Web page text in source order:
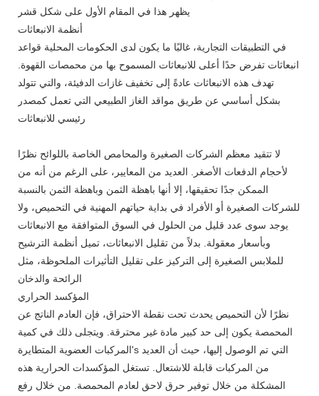
في التطبيقات التجارية، غالبًا ما يكون لدى الحكومات المحلية قواعد
انبعاثات تفرض حدًا أعلى للانبعاثات المسموح بها من محمصات القهوة.
تهدف هذه الانبعاثات عادةً إلى تخفيف غازات الدفيئة، والتي تتولد
بشكل أساسي عن طريق مواقد الغاز الطبيعي التي تعمل كمصدر
لا تتقيد معظم الشركات الصغيرة والمحامص الخاصة باللوائح نظرًا
لأحجام الدفعات الأصغر. العديد من المعايير، على الرغم من أنه من
الممكن جدًا تحقيقها، إلا أنها باهظة الثمن وباهظة الثمن بالنسبة
للشركات الصغيرة أو الأفراد في بداية حياتهم المهنية في التحميص، ولا
يوجد سوى عدد قليل من الحلول في السوق المتوافقة مع الانبعاثات
وبأسعار معقولة. بدلاً من تقليل الانبعاثات، تميل أنظمة الترشيح
للملابس الصغيرة إلى التركيز على تقليل التأثيرات الملحوظة، مثل
نظرًا لأن التحميص يحدث تحت نقطة الاحتراق، فإن العادم الناتج عن
المحمصة يكون إلى حد كبير مادة غير محترقة. ويتجلى ذلك في كمية
المركبات العضوية المتطايرة's التي تم الوصول إليها، حيث أن العديد
من المركبات قابلة للاشتعال. تستغل المؤكسدات الحرارية هذه
المشكلة من خلال توفير حرق لاحق لعادم المحمصة. من خلال رفع